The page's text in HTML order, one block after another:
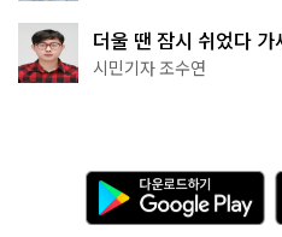
더울 땐 잠시 쉬었다
·무더위쉼터까지
시민기자 조수연
다
운
로